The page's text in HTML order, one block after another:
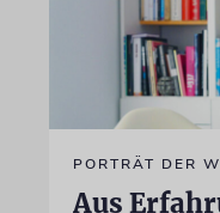
PORTRÄT DER
Aus